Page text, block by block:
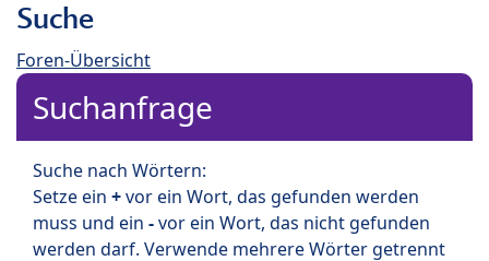
Suche
Foren-Übersicht
Suchanfrage
Suche nach Wörtern:
Setze ein +vor ein Wort, das gefunden werden
muss und ein -vor ein Wort, das nicht gefunden
werden darf. Verwende mehrere Wörter getrennt